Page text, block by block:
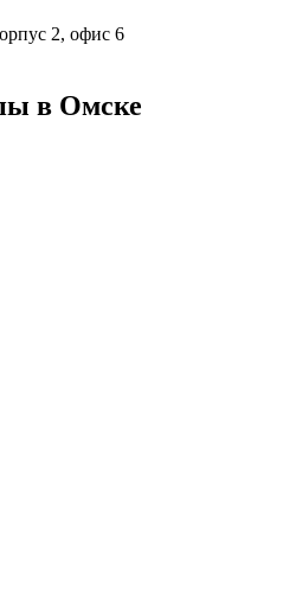
2, офис 6
в Омске